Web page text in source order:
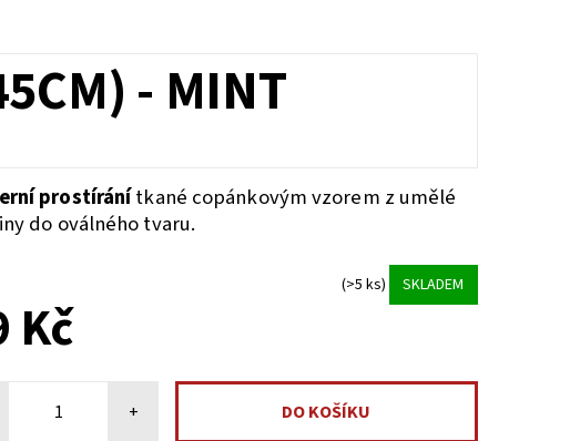
- MINT
prostíránítkané copánkovým vzorem z umělé
do oválného tvaru.
(>5 ks) SKLADEM
Kč
+